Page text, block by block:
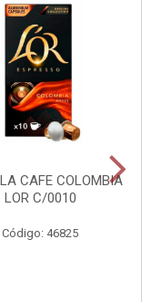
CAFE COLOMBIA
LOR C/0010
Código: 46825